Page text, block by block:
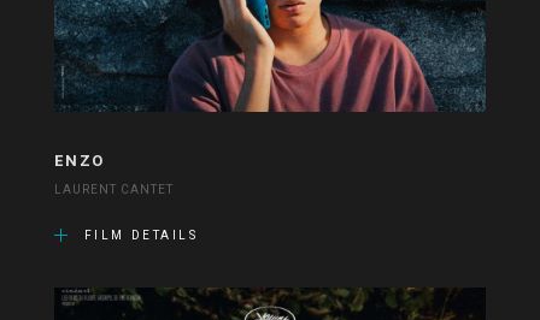
ENZO
LAURENT CANTET
FILM DETAILS